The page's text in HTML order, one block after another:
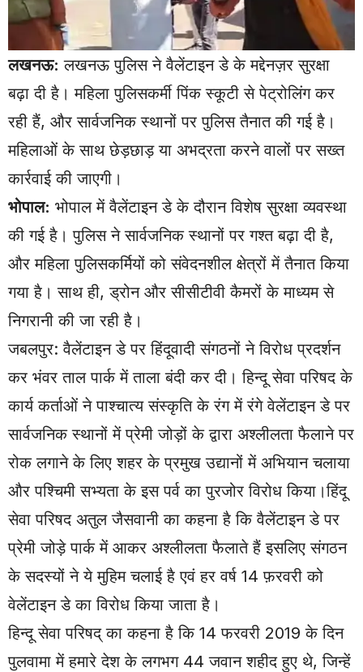
लखनऊ: लखनऊ पुलिस ने वैलेंटाइन डे के मद्देनज़र सुरक्षा
बढ़ा दी है। महिला पुलिसकर्मी पिंक स्कूटी से पेट्रोलिंग कर
रही हैं, और सार्वजनिक स्थानों पर पुलिस तैनात की गई है।
महिलाओं के साथ छेड़छाड़ या अभद्रता करने वालों पर सख्त
कार्रवाई की जाएगी।
भोपाल: भोपाल में वैलेंटाइन डे के दौरान विशेष सुरक्षा व्यवस्था
की गई है। पुलिस ने सार्वजनिक स्थानों पर गश्त बढ़ा दी है,
और महिला पुलिसकर्मियों को संवेदनशील क्षेत्रों में तैनात किया
गया है। साथ ही, ड्रोन और सीसीटीवी कैमरों के माध्यम से
निगरानी की जा रही है।
जबलपुर: वैलेंटाइन डे पर हिंदूवादी संगठनों ने विरोध प्रदर्शन
कर भंवर ताल पार्क में ताला बंदी कर दी। हिन्दू सेवा परिषद के
कार्य कर्ताओं ने पाश्चात्य संस्कृति के रंग में रंगे वेलेंटाइन डे पर
सार्वजनिक स्थानों में प्रेमी जोड़ों के द्वारा अश्लीलता फैलाने पर
रोक लगाने के लिए शहर के प्रमुख उद्यानों में अभियान चलाया
और पश्चिमी सभ्यता के इस पर्व का पुरजोर विरोध किया।हिंदू
सेवा परिषद अतुल जैसवानी का कहना है कि वैलेंटाइन डे पर
प्रेमी जोड़े पार्क में आकर अश्लीलता फैलाते हैं इसलिए संगठन
के सदस्यों ने ये मुहिम चलाई है एवं हर वर्ष 14 फ़रवरी को
वेलेंटाइन डे का विरोध किया जाता है।
हिन्दू सेवा परिषद् का कहना है कि 14 फरवरी 2019 के दिन
पुलवामा में हमारे देश के लगभग 44 जवान शहीद हुए थे, जिन्हें